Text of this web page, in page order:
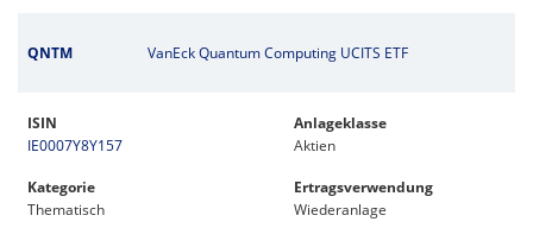
QNTM VanEck Quantum Computing UCITS ETF
ISIN
IE0007Y8Y157
Anlageklasse
Aktien
Kategorie
Thematisch
Ertragsverwendung
Wiederanlage